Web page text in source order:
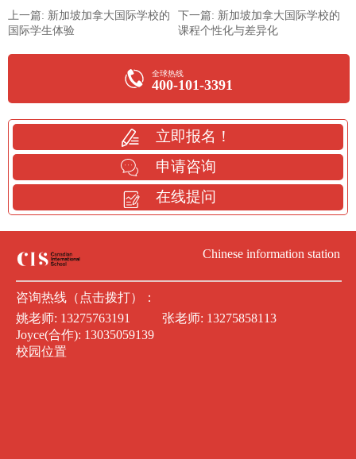
上一篇: 新加坡加拿大国际学校的
国际学生体验
下一篇: 新加坡加拿大国际学校的
课程个性化与差异化
全球热线
400-101-3391
立即报名！
申请咨询
在线提问
Chinese information station
咨询热线（点击拨打）：
姚老师: 13275763191 张老师: 13275858113
Joyce(合作): 13035059139
校园位置